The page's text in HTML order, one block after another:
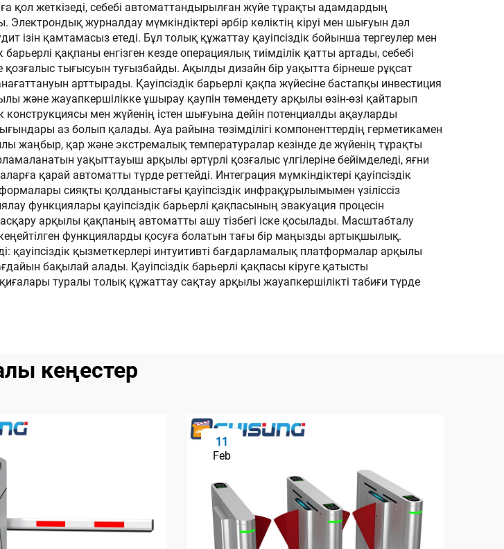
қол жеткізеді, себебі автоматтандырылған жүйе тұрақты адамдардың
журналдау мүмкіндіктері әрбір көліктің кіруі мен шығуын дәл
қамтамасыз етеді. Бұл толық құжаттау қауіпсіздік бойынша тергеулер мен
қақпаны енгізген кезде операциялық тиімділік қатты артады, себебі
қозғалыс тығысуын туғызбайды. Ақылды дизайн бір уақытта бірнеше рұқсат
арттырады. Қауіпсіздік барьерлі қақпа жүйесіне бастапқы инвестиция
және жауапкершілікке ұшырау қаупін төмендету арқылы өзін-өзі қайтарып
конструкциясы мен жүйенің істен шығуына дейін потенциалды ақауларды
аз болып қалады. Ауа райына төзімділігі компоненттердің герметикамен
қар және экстремалық температуралар кезінде де жүйенің тұрақты
уақыттауыш арқылы әртүрлі қозғалыс үлгілеріне бейімделеді, яғни
қарай автоматты түрде реттейді. Интеграция мүмкіндіктері қауіпсіздік
сияқты қолданыстағы қауіпсіздік инфрақұрылымымен үзіліссіз
функциялары қауіпсіздік барьерлі қақпасының эвакуация процесін
арқылы қақпаның автоматты ашу тізбегі іске қосылады. Масштабталу
функцияларды қосуға болатын тағы бір маңызды артықшылық.
қауіпсіздік қызметкерлері интуитивті бағдарламалық платформалар арқылы
бақылай алады. Қауіпсіздік барьерлі қақпасы кіруге қатысты
туралы толық құжаттау сақтау арқылы жауапкершілікті табиғи түрде
кеңестер
11
Feb